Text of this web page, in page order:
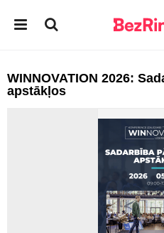
WINNOVATION 2026:
apstākļos